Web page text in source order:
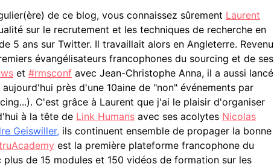
de ce blog, vous connaissez sûrement Laurent
sur le recrutement et les techniques de recherche en
5 ans sur Twitter. Il travaillait alors en Angleterre. Revenu
évangélisateurs francophones du sourcing et de ses
et #rmsconf avec Jean-Christophe Anna, il a aussi lancé
près d'une 10aine de "non" événements par
C'est grâce à Laurent que j'ai le plaisir d'organiser
à la tête de Link Humans avec ses acolytes Nicolas
Geiswiller, ils continuent ensemble de propager la bonne
est la première plateforme francophone du
de 15 modules et 150 vidéos de formation sur les